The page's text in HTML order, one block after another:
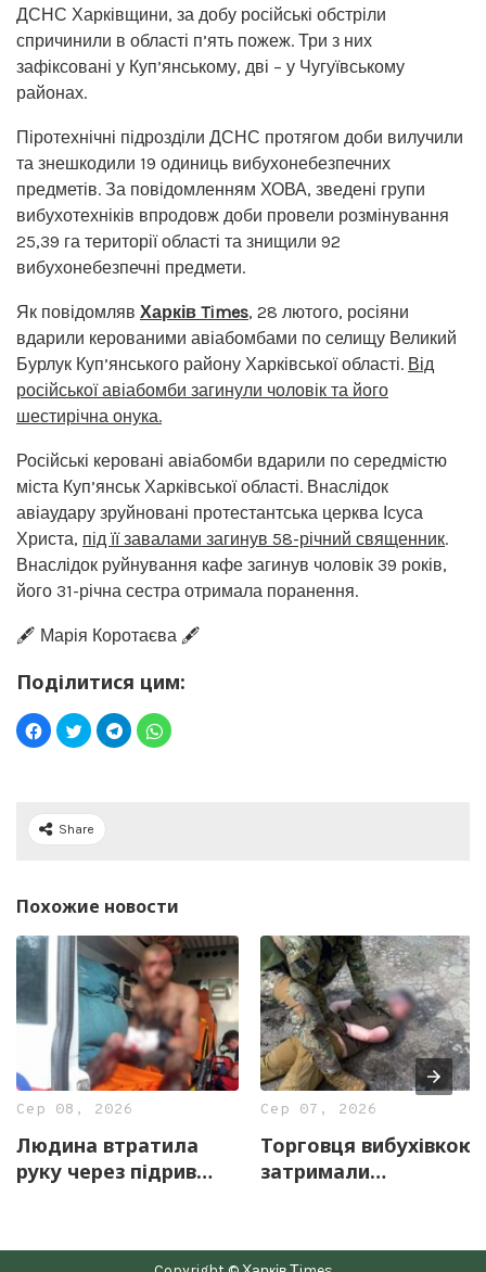
ДСНС Харківщини, за добу російські обстріли
спричинили в області п’ять пожеж. Три з них
зафіксовані у Куп’янському, дві – у Чугуївському
районах.
Піротехнічні підрозділи ДСНС протягом доби вилучили
та знешкодили 19 одиниць вибухонебезпечних
предметів. За повідомленням ХОВА, зведені групи
вибухотехніків впродовж доби провели розмінування
25,39 га території області та знищили 92
вибухонебезпечні предмети.
Як повідомляв Харків Times, 28 лютого, росіяни
вдарили керованими авіабомбами по селищу Великий
Бурлук Куп’янського району Харківської області. Від
російської авіабомби загинули чоловік та його
шестирічна онука.
Російські керовані авіабомби вдарили по середмістю
міста Куп’янськ Харківської області. Внаслідок
авіаудару зруйновані протестантська церква Ісуса
Христа, під її завалами загинув 58-річний священник.
Внаслідок руйнування кафе загинув чоловік 39 років,
його 31-річна сестра отримала поранення.
🖋️ Марія Коротаєва 🖋️
Поділитися цим:
Share
Похожие новости
Сер 08, 2026
Людина втратила
руку через підрив
Харківщині
Сер 07, 2026
Торговця вибухівкою
затримали